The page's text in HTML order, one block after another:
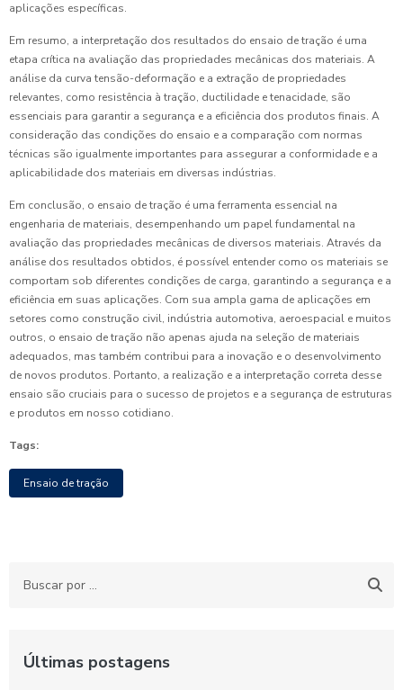
aplicações específicas.
Em resumo, a interpretação dos resultados do ensaio de tração é uma
etapa crítica na avaliação das propriedades mecânicas dos materiais. A
análise da curva tensão-deformação e a extração de propriedades
relevantes, como resistência à tração, ductilidade e tenacidade, são
essenciais para garantir a segurança e a eficiência dos produtos finais. A
consideração das condições do ensaio e a comparação com normas
técnicas são igualmente importantes para assegurar a conformidade e a
aplicabilidade dos materiais em diversas indústrias.
Em conclusão, o ensaio de tração é uma ferramenta essencial na
engenharia de materiais, desempenhando um papel fundamental na
avaliação das propriedades mecânicas de diversos materiais. Através da
análise dos resultados obtidos, é possível entender como os materiais se
comportam sob diferentes condições de carga, garantindo a segurança e a
eficiência em suas aplicações. Com sua ampla gama de aplicações em
setores como construção civil, indústria automotiva, aeroespacial e muitos
outros, o ensaio de tração não apenas ajuda na seleção de materiais
adequados, mas também contribui para a inovação e o desenvolvimento
de novos produtos. Portanto, a realização e a interpretação correta desse
ensaio são cruciais para o sucesso de projetos e a segurança de estruturas
e produtos em nosso cotidiano.
Tags:
Ensaio de tração
Últimas postagens